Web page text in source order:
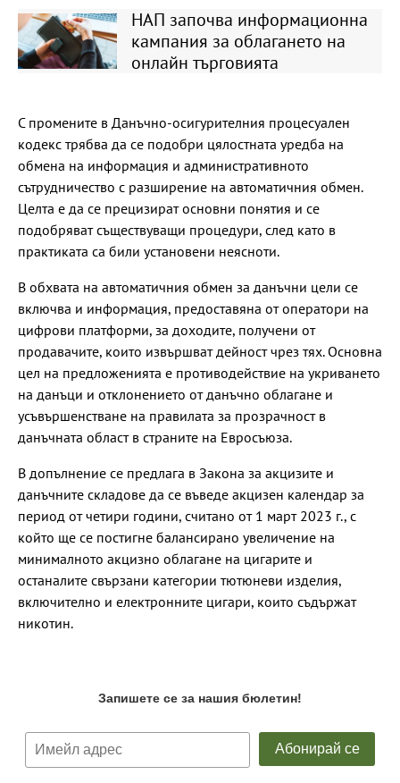
НАП започва информационна
кампания за облагането на
онлайн търговията
С промените в Данъчно-осигурителния процесуален
кодекс трябва да се подобри цялостната уредба на
обмена на информация и административното
сътрудничество с разширение на автоматичния обмен.
Целта е да се прецизират основни понятия и се
подобряват съществуващи процедури, след като в
практиката са били установени неясноти.
В обхвата на автоматичния обмен за данъчни цели се
включва и информация, предоставяна от оператори на
цифрови платформи, за доходите, получени от
продавачите, които извършват дейност чрез тях. Основна
цел на предложенията е противодействие на укриването
на данъци и отклонението от данъчно облагане и
усъвършенстване на правилата за прозрачност в
данъчната област в страните на Евросъюза.
В допълнение се предлага в Закона за акцизите и
данъчните складове да се въведе акцизен календар за
период от четири години, считано от 1 март 2023 г., с
който ще се постигне балансирано увеличение на
минималното акцизно облагане на цигарите и
останалите свързани категории тютюневи изделия,
включително и електронните цигари, които съдържат
никотин.